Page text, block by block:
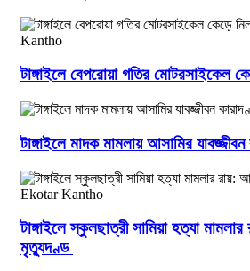
টাঙ্গাইলে বেপরোয়া গতির মোটরসাইকেল
টাঙ্গাইলে মাদক মামলায় আসামির
টাঙ্গাইলে স্কুলছাত্রী সামিয়া হত্যা
মৃত্যুদণ্ড